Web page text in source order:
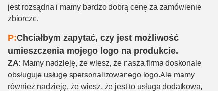
jest rozsądna i mamy bardzo dobrą cenę za zamówienie
zbiorcze.
P:Chciałbym zapytać, czy jest możliwość
umieszczenia mojego logo na produkcie.
ZA: Mamy nadzieję, że wiesz, że nasza firma doskonale
obsługuje usługę spersonalizowanego logo.Ale mamy
również nadzieję, że wiesz, że jest to usługa dodatkowa,